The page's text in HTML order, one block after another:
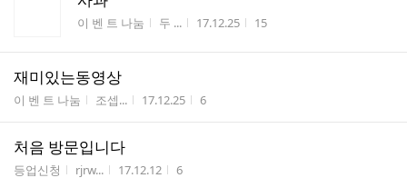
게시판명
이 벤 트 나눔 작성자
두 ... 작성시간
17.12.25 조회수
15
재미있는동영상
게시판명
이 벤 트 나눔 작성자
조셉... 작성시간
17.12.25 조회수
6
처음 방문입니다
게시판명
등업신청 작성자
rjrw... 작성시간
17.12.12 조회수
6